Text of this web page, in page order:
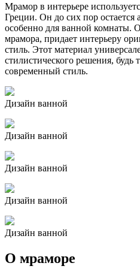
Мрамор в интерьере
Греции. Он до сих пор остается
особенно для ванной комнаты.
мрамора, придает интерьеру
стиль. Этот материал
стилистического решения, будь
современный стиль.
Дизайн ванной
Дизайн ванной
Дизайн ванной
Дизайн ванной
Дизайн ванной
О мраморе